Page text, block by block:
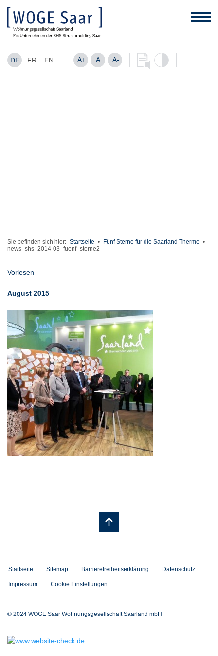
DE FR EN A+ A A-
Sie befinden sich hier: Startseite • Fünf Sterne für die Saarland Therme •
news_shs_2014-03_fuenf_sterne2
Vorlesen
August 2015
Startseite Sitemap Barrierefreiheitserklärung Datenschutz
Impressum Cookie Einstellungen
© 2024 WOGE Saar Wohnungsgesellschaft Saarland mbH